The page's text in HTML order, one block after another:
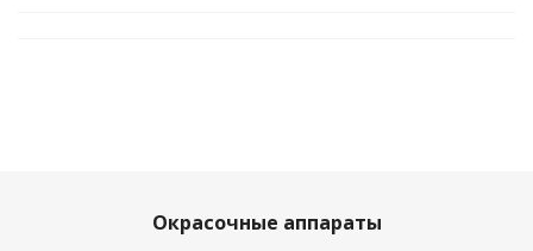
Окрасочные аппараты